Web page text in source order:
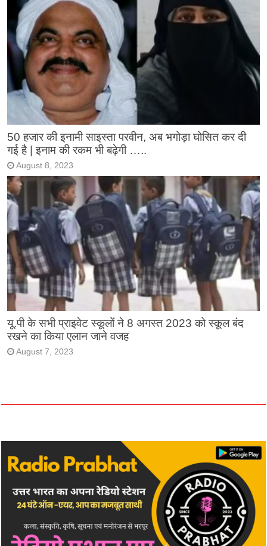
50 हजार की इनामी साइस्ता परवीन, अब भगोड़ा घोसित कर दी
गई है | इनाम की रकम भी बढ़ेगी …..
August 8, 2023
यू.पी के सभी प्राइवेट स्कूलों ने 8 अगस्त 2023 को स्कूल बंद
रखने का किया एलान जाने वजह
August 7, 2023